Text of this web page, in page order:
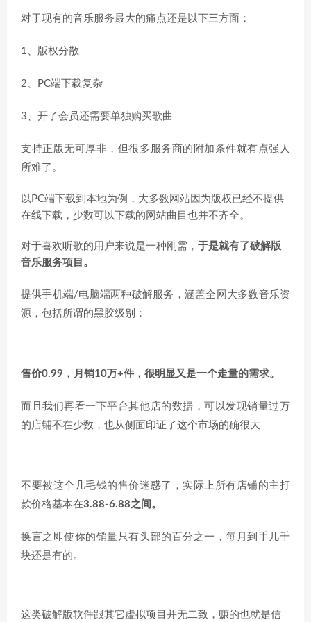
对于现有的音乐服务最大的痛点还是以下三方面：
1、版权分散
2、PC端下载复杂
3、开了会员还需要单独购买歌曲
支持正版无可厚非，但很多服务商的附加条件就有点强人
所难了。
以PC端下载到本地为例，大多数网站因为版权已经不提供
在线下载，少数可以下载的网站曲目也并不齐全。
对于喜欢听歌的用户来说是一种刚需， 于是就有了破解版
音乐服务项目。
提供手机端/电脑端两种破解服务，涵盖全网大多数音乐资
源，包括所谓的黑胶级别：
售价0.99，月销10万+件，很明显又是一个走量的需求。
而且我们再看一下平台其他店的数据，可以发现销量过万
的店铺不在少数，也从侧面印证了这个市场的确很大
不要被这个几毛钱的售价迷惑了，实际上所有店铺的主打
款价格基本在3.88-6.88之间。
换言之即使你的销量只有头部的百分之一，每月到手几千
块还是有的。
这类破解版软件跟其它虚拟项目并无二致，赚的也就是信